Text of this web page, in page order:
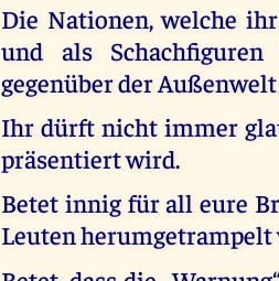
Die Nationen, welche
und als
gegenüber der
Ihr dürft nicht immer
präsentiert wird.
Betet innig für all eure
Leuten herumgetrampelt